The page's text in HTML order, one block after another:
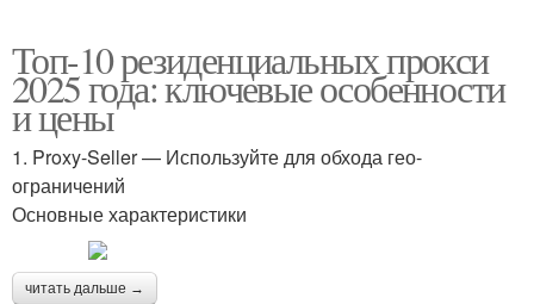
Топ-10 резиденциальных прокси
2025 года: ключевые особенности
и цены
1. Proxy-Seller — Используйте для обхода гео-
ограничений
Основные характеристики
читать дальше →